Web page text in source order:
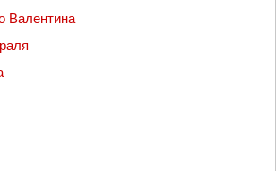
Валентина